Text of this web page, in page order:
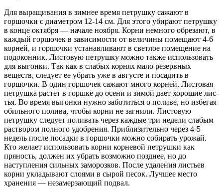
Для выращивания в зимнее время петрушку сажают в
горшочки с диаметром 12-14 см. Для этого убирают петрушку
в конце октября — начале ноября. Корни немного обрезают, в
каждый горшочек в зависимости от величи­ны помещают 4-6
корней, и горшоч­ки устанавливают в светлое поме­щение на
подоконник. Листовую петрушку можно также использовать
для выгонки. Так как в слабых корнях мало резервных
веществ, следует ее убрать уже в августе и посадить в
горшочки. В один гор­шочек сажают много корней. Листо­вая
петрушка растет в горшке до осени и зимой дает хорошие лис­
тья. Во время выгонки нужно забо­титься о поливе, но избегая
обильного полива, чтобы корни не загнили. Листовую
петрушку сле­дует поливать через каждые три недели слабым
раствором полного удобрения. Приблизительно через 4-5
недель после посадки в гор­шочки можно собирать урожай.
Кто желает использовать корни корне­вой петрушки как
пряность, должен их убрать возможно позднее, но до
наступления сильных заморозков. После удаления листьев
корни ук­ладывают слоями в сырой песок. Лучшее место
хранения — незамер­зающий подвал.